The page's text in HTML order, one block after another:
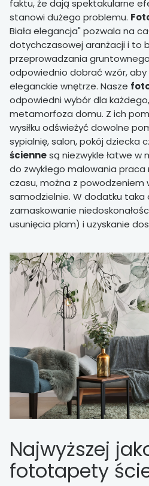
faktu, że dają spektakularne
stanowi dużego problemu.
Biała elegancja" pozwala na
dotychczasowej aranżacji i to
przeprowadzania
odpowiednio dobrać wzór,
eleganckie wnętrze. Nasze
odpowiedni wybór dla
metamorfoza domu. Z ich
wysiłku odświeżyć dowolne
sypialnię, salon, pokój dziecka
ściennesą niezwykle łatwe w
do zwykłego malowania
czasu, można z powodzeniem
samodzielnie. W dodatku taka
zamaskowanie
usunięcia plam) i uzyskanie
Najwyższej
fototapety